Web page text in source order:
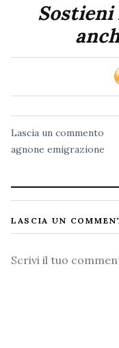
Sostieni
Lascia un commento
agnone emigrazione
LASCIA UN
Commento